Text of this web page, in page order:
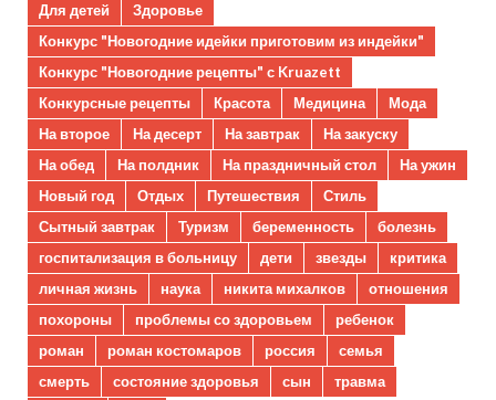
Для детей
Здоровье
Конкурс "Новогодние идейки приготовим из индейки"
Конкурс "Новогодние рецепты" с Kruazett
Конкурсные рецепты
Красота Медицина
Мода
На второе
На десерт На завтрак
На закуску
На обед
На полдник На праздничный стол
На ужин
Новый год
Отдых Путешествия
Стиль
Сытный завтрак
Туризм беременность
болезнь
госпитализация в больницу
дети звезды
критика
личная жизнь
наука никита михалков
отношения
похороны
проблемы со здоровьем
ребенок
роман
роман костомаров россия
семья
смерть
состояние здоровья сын
травма